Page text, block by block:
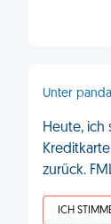
Unter
Heute, ich
zurück.